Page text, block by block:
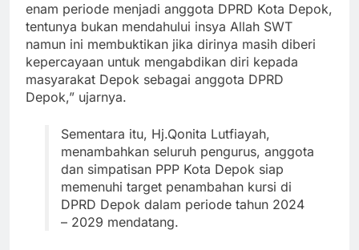
enam periode menjadi anggota DPRD Kota Depok,
tentunya bukan mendahului insya Allah SWT
namun ini membuktikan jika dirinya masih diberi
kepercayaan untuk mengabdikan diri kepada
masyarakat Depok sebagai anggota DPRD
Depok,” ujarnya.
Sementara itu, Hj.Qonita Lutfiayah,
menambahkan seluruh pengurus, anggota
dan simpatisan PPP Kota Depok siap
memenuhi target penambahan kursi di
DPRD Depok dalam periode tahun 2024
– 2029 mendatang.